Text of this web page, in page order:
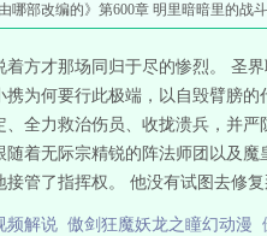
哪部改编的》第600章 明里暗暗里的战斗
着方才那场同归于尽的惨烈。 圣
携为何要行此极端，以自毁臂膀
、全力救治伤员、收拢溃兵，并
随着无际宗精锐的阵法师团以及
接管了指挥权。 他没有试图去修
频解说 傲剑狂魔妖龙之瞳幻动漫